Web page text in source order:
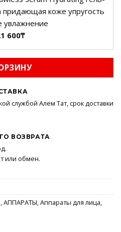
придающая коже упругость
увлажнение
600₸Текущая
цена:
21
600₸.
службой Алем Тат, срок доставки
ВОЗВРАТА
или обмен.
,АППАРАТЫ,Аппараты для лица,